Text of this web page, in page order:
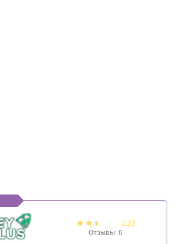
2.25
Отзывы: 0